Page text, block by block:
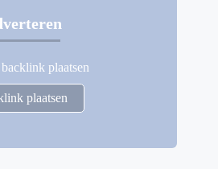
plaatsen
plaatsen